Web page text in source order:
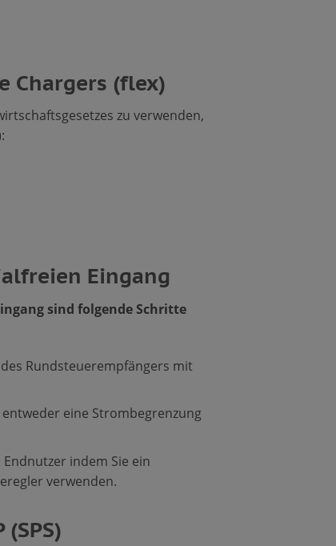
Chargers (flex)
zu verwenden,
Eingang
sind folgende Schritte
Rundsteuerempfängers mit
eine Strombegrenzung
indem Sie ein
verwenden.